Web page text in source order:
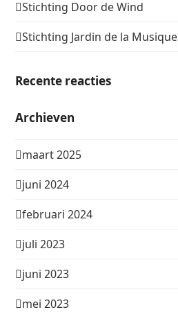
Stichting Door de Wind
Stichting Jardin de la Musique
Recente reacties
Archieven
maart 2025
juni 2024
februari 2024
juli 2023
juni 2023
mei 2023